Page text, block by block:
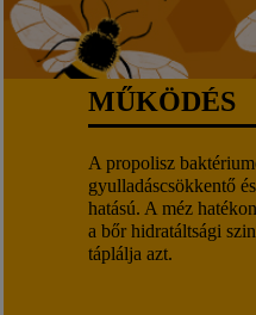
MŰKÖDÉS
A propolisz
gyulladáscsökkentő
hatású. A méz
a bőr hidratáltsági
táplálja azt.